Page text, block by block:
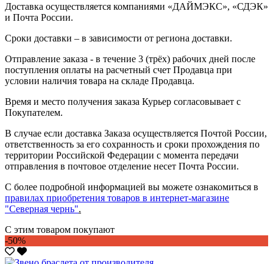
Доставка осуществляется компаниями «ДАЙМЭКС», «СДЭК»
и Почта России.
Сроки доставки – в зависимости от региона доставки.
Отправление заказа - в течение 3 (трёх) рабочих дней после
поступления оплаты на расчетный счет Продавца при
условии наличия товара на складе Продавца.
Время и место получения заказа Курьер согласовывает с
Покупателем.
В случае если доставка Заказа осуществляется Почтой России,
ответственность за его сохранность и сроки прохождения по
территории Российской Федерации с момента передачи
отправления в почтовое отделение несет Почта России.
С более подробной информацией вы можете ознакомиться в
правилах приобретения товаров в интернет-магазине
"Северная чернь".
С этим товаром покупают
-50%